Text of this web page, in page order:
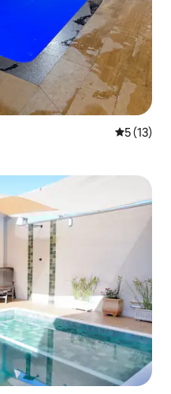
Średnia
5 (13)